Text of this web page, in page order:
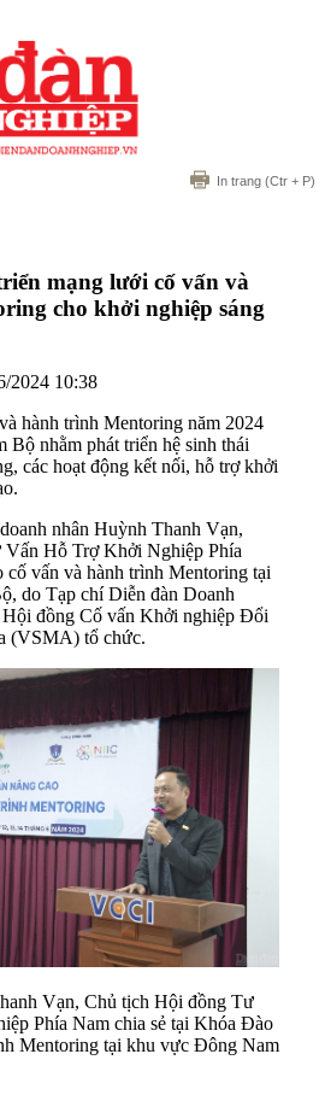
In trang (Ctr + P)
mạng lưới cố vấn và
cho khởi nghiệp sáng
2024 10:38
hành trình Mentoring năm 2024
nhằm phát triển hệ sinh thái
các hoạt động kết nối, hỗ trợ khởi
nhân Huỳnh Thanh Vạn,
Hỗ Trợ Khởi Nghiệp Phía
vấn và hành trình Mentoring tại
do Tạp chí Diễn đàn Doanh
đồng Cố vấn Khởi nghiệp Đổi
(VSMA) tổ chức.
Vạn, Chủ tịch Hội đồng Tư
Phía Nam chia sẻ tại Khóa Đào
Mentoring tại khu vực Đông Nam